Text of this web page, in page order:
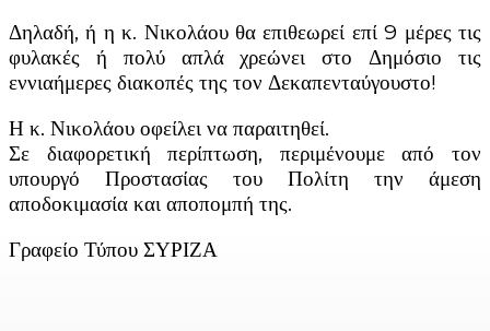
Δηλαδή, ή η κ. Νικολάου θα επιθεωρεί επί 9 μέρες τις
φυλακές ή πολύ απλά χρεώνει στο Δημόσιο τις
εννιαήμερες διακοπές της τον Δεκαπενταύγουστο!
Η κ. Νικολάου οφείλει να παραιτηθεί.
Σε διαφορετική περίπτωση, περιμένουμε από τον
υπουργό Προστασίας του Πολίτη την άμεση
αποδοκιμασία και αποπομπή της.
Γραφείο Τύπου ΣΥΡΙΖΑ